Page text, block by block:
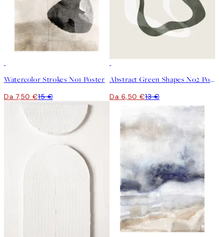
Watercolor Strokes No1 Poster
Da 7,50 €15 €
Abstract Green Shapes No2 Poster
Da 6,50 €13 €